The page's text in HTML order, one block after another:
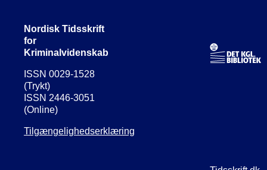
Nordisk Tidsskrift
for
Kriminalvidenskab
ISSN 0029-1528
(Trykt)
ISSN 2446-3051
(Online)
Tilgængelighedserklæring